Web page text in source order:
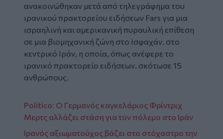
ανακοινώθηκαν μετά από τηλεγράφημα του
ιρανικού πρακτορείου ειδήσεων Fars για μια
ισραηλινή και αμερικανική πυραυλική επίθεση
σε μια βιομηχανική ζώνη στο Ισφαχάν, στο
κεντρικό Ιράν, η οποία, όπως ανέφερε το
ιρανικό πρακτορείο ειδήσεων, σκότωσε 15
ανθρώπους.
Politico: Ο Γερμανός καγκελάριος Φρίντριχ
Μερτς αλλάζει στάση για τον πόλεμο στο Ιράν
Ιρανός αξιωματούχος βάζει στο στόχαστρο την